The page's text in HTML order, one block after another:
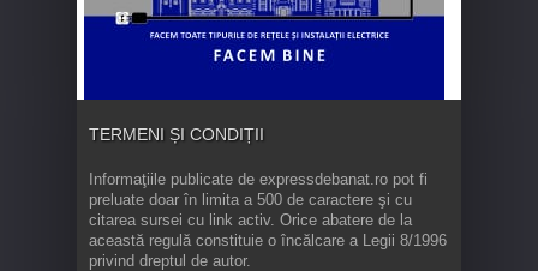
TERMENI ȘI CONDIȚII
Informaţiile publicate de expressdebanat.ro pot fi
preluate doar în limita a 500 de caractere şi cu
citarea sursei cu link activ. Orice abatere de la
această regulă constituie o încălcare a Legii 8/1996
privind dreptul de autor.